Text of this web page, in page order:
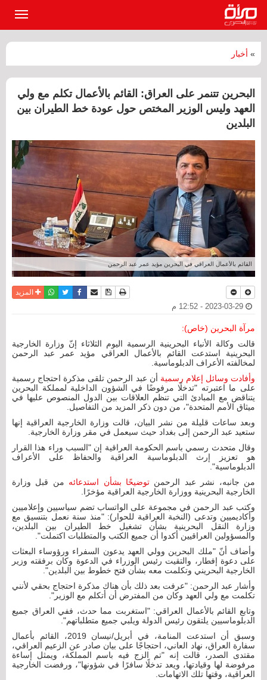
» أخبار
البحرين تتنمر على العراق: القائم بالأعمال تكلم مع ولي
العهد وليس الوزير المختص حول عودة خط الطيران بين
البلدين
القائم بالأعمال العراقي في البحرين مؤيد عمر عبد الرحمن
نسخة للطباعة
حفظ الموضوع
أرسل الى صديق
فيسبوكتويترواتسابالمزيد
مرآة البحرين (خاص):
قالت وكالة الأنباء البحرينية الرسمية اليوم الثلاثاء إنّ وزارة الخارجية
البحرينية استدعت القائم بالأعمال العراقي مؤيد عمر عبد الرحمن
لمخالفته الأعراف الدبلوماسية.
وأفادت وسائل إعلام رسمية أن عبد الرحمن تلقى مذكرة احتجاج رسمية
على ما اعتبرته "تدخلًا مرفوضًا في الشؤون الداخلية لمملكة البحرين
يتناقض مع المبادئ التي تنظم العلاقات بين الدول المنصوص عليها في
ميثاق الأمم المتحدة"، من دون ذكر المزيد من التفاصيل.
وبعد ساعات قليلة من نشر البيان، قالت وزارة الخارجية العراقية إنها
ستعيد عبد الرحمن إلى بغداد حيث سيعمل في مقر وزارة الخارجية.
وقال متحدث رسمي باسم الحكومة العراقية إن "السبب وراء هذا القرار
هو تعزيز إرث الدبلوماسية العراقية والحفاظ على الأعراف
الدبلوماسية".
من جانبه، نشر عبد الرحمن توضيحًا بشأن استدعائه من قبل وزارة
الخارجية البحرينية ووزارة الخارجية العراقية مؤخرًا.
وكتب عبد الرحمن في مجموعة على الواتساب تضم سياسيين وإعلاميين
وأكاديميين وتدعى (النخبة العراقية للحوار): "منذ سنة نعمل بتنسيق مع
وزارة النقل البحرينية بشأن تشغيل خط الطيران بين البلدين،
والمسؤولين العراقيين أكدوا أن جميع الكتب والمتطلبات اكتملت".
وأضاف أنّ "ملك البحرين وولي العهد يدعون السفراء ورؤوساء البعثات
على دعوة إفطار، والتقيت رئيس الوزراء في الدعوة وكان برفقته وزير
الخارجية البحريني وتكلمت معه بشأن فتح خطوط بين البلدين".
وأشار عبد الرحمن: "عرفت بعد ذلك بأن هناك مذكرة احتجاج بحقي لأنني
تكلمت مع ولي العهد وكان من المفترض أن أتكلم مع الوزير".
وتابع القائم بالأعمال العراقي: "استغربت مما حدث، ففي العراق جميع
الدبلوماسيين يلتقون رئيس الدولة ويلبي جميع متطلباتهم".
وسبق أن استدعت المنامة، في أبريل/نيسان 2019، القائم بأعمال
سفارة العراق، نهاد العاني، احتجاجًا على بيان صادر عن الزعيم العراقي،
مقتدى الصدر، قالت إنه "تم الزج فيه باسم المملكة، ويمثل إساءة
مرفوضة لها وقيادتها، ويعد تدخلًا سافرًا في شؤونها"، ورفضت الخارجية
العراقية، وقتها تلك الاتهامات.